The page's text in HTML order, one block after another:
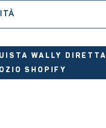
WALLY
SHOPIFY